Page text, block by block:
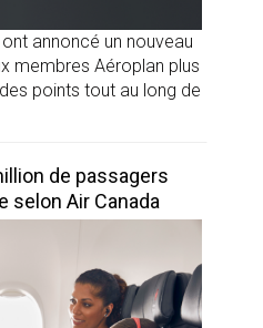
annoncé un nouveau
membres Aéroplan plus
points tout au long de
de passagers
selon Air Canada